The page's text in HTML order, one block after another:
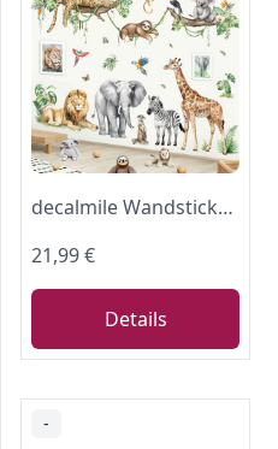
decalmile Wandsticker Dschungel Tiere Baum Wandtattoo Safari Elefant(XL)
21,99 €
Details
-